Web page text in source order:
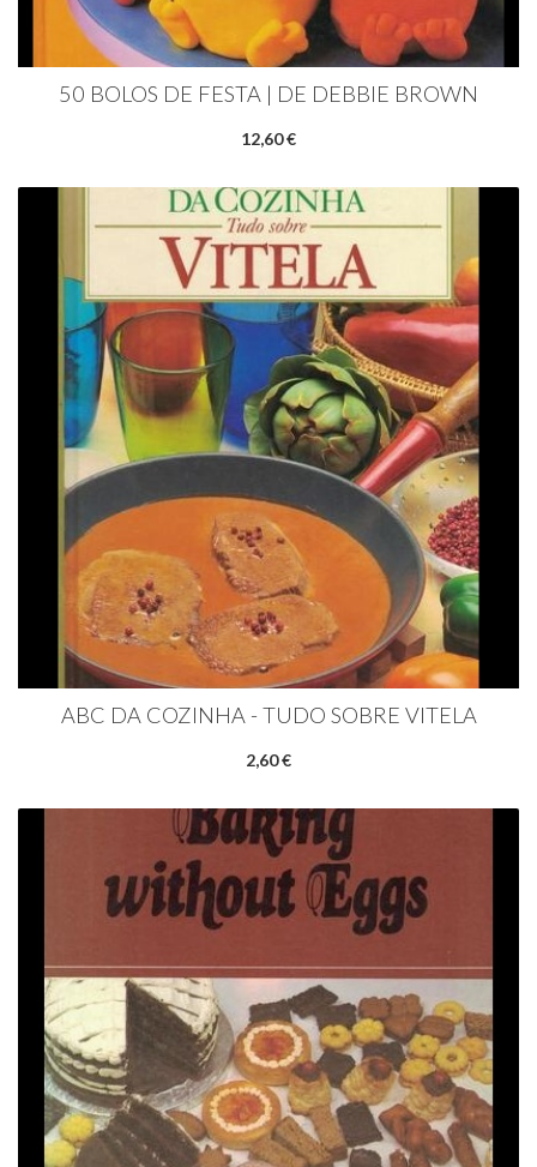
50 BOLOS DE FESTA | DE DEBBIE BROWN
12,60 €
ABC DA COZINHA - TUDO SOBRE VITELA
2,60 €